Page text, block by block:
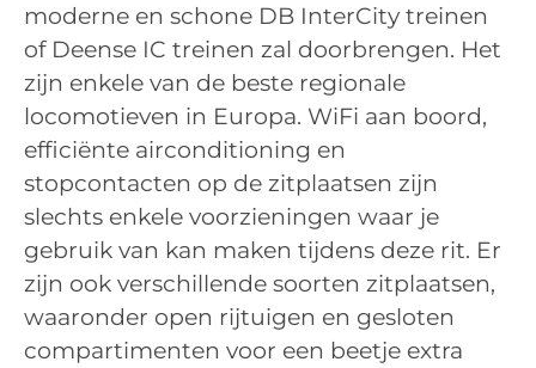
moderne en schone DB InterCity treinen
of Deense IC treinen zal doorbrengen. Het
zijn enkele van de beste regionale
locomotieven in Europa. WiFi aan boord,
efficiënte airconditioning en
stopcontacten op de zitplaatsen zijn
slechts enkele voorzieningen waar je
gebruik van kan maken tijdens deze rit. Er
zijn ook verschillende soorten zitplaatsen,
waaronder open rijtuigen en gesloten
compartimenten voor een beetje extra